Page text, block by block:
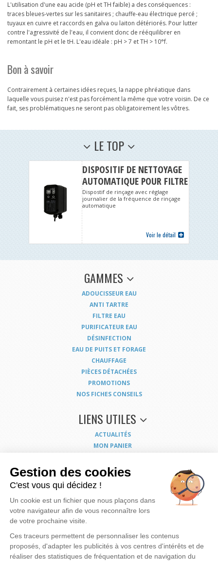
L'utilisation d'une eau acide (pH et TH faible) a des conséquences :
traces bleues-vertes sur les sanitaires ; chauffe-eau électrique percé ;
tuyaux en cuivre et raccords en galva ou laiton détériorés. Pour lutter
contre l'agressivité de l'eau, il convient donc de rééquilibrer en
remontant le pH et le tH. L'eau idéale : pH > 7 et TH > 10°f.
Bon à savoir
Contrairement à certaines idées reçues, la nappe phréatique dans
laquelle vous puisez n'est pas forcément la même que votre voisin. De ce
fait, ses problématiques ne seront pas obligatoirement les vôtres.
LE TOP
DISPOSITIF DE NETTOYAGE
AUTOMATIQUE POUR FILTRE
F76S
Dispostif de rinçage avec réglage
journalier de la fréquence de rinçage
automatique
Voir le détail
GAMMES
ADOUCISSEUR EAU
ANTI TARTRE
FILTRE EAU
PURIFICATEUR EAU
DÉSINFECTION
EAU DE PUITS ET FORAGE
CHAUFFAGE
PIÈCES DÉTACHÉES
PROMOTIONS
NOS FICHES CONSEILS
LIENS UTILES
ACTUALITÉS
MON PANIER
NOUS CONTACTER
COORDONNÉES
CONDITIONS GÉNÉRALES DE VENTE
MENTIONS LÉGALES
POLITIQUE DE CONFIDENTIALITÉ
EXERCEZ VOS DROITS
PLAN DU SITE
Gestion des cookies
C'est vous qui décidez !
Un cookie est un fichier que nous plaçons dans
votre navigateur afin de vous reconnaître lors
de votre prochaine visite.
Ces traceurs permettent de personnaliser les contenus
proposés, d'adapter les publicités à vos centres d'intérêts et de
réaliser des statistiques de fréquentation et de navigation du